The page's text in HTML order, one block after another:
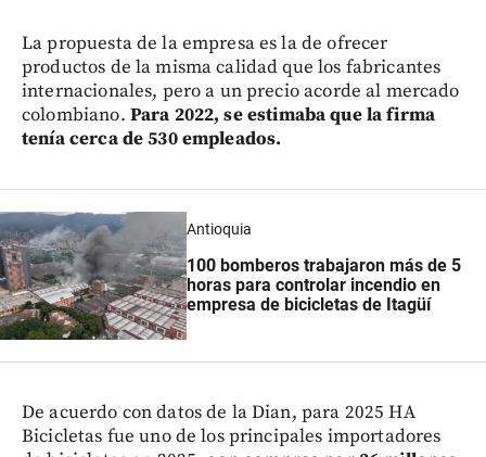
La propuesta de la empresa es la de ofrecer
productos de la misma calidad que los fabricantes
internacionales, pero a un precio acorde al mercado
colombiano. Para 2022, se estimaba que la firma
tenía cerca de 530 empleados.
Antioquia
100 bomberos trabajaron más de 5
horas para controlar incendio en
empresa de bicicletas de Itagüí
De acuerdo con datos de la Dian, para 2025 HA
Bicicletas fue uno de los principales importadores